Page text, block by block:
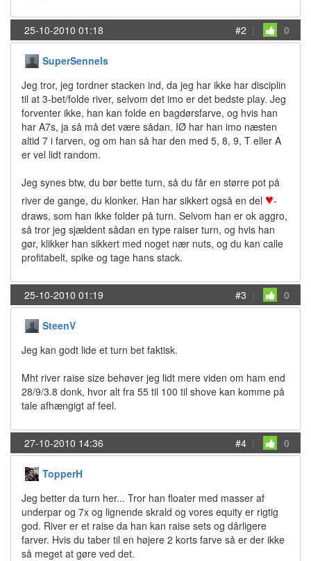
25-10-2010 01:18 #2 | 0
SuperSennels
Jeg tror, jeg tordner stacken ind, da jeg har ikke har disciplin
til at 3-bet/folde river, selvom det imo er det bedste play. Jeg
forventer ikke, han kan folde en bagdørsfarve, og hvis han
har A7s, ja så må det være sådan. IØ har han imo næsten
altid 7 i farven, og om han så har den med 5, 8, 9, T eller A
er vel lidt random.
Jeg synes btw, du bør bette turn, så du får en større pot på
river de gange, du klonker. Han har sikkert også en del ♥-
draws, som han ikke folder på turn. Selvom han er ok aggro,
så tror jeg sjældent sådan en type raiser turn, og hvis han
gør, klikker han sikkert med noget nær nuts, og du kan calle
profitabelt, spike og tage hans stack.
25-10-2010 01:19 #3 | 0
SteenV
Jeg kan godt lide et turn bet faktisk.
Mht river raise size behøver jeg lidt mere viden om ham end
28/9/3.8 donk, hvor alt fra 55 til 100 til shove kan komme på
tale afhængigt af feel.
27-10-2010 14:36 #4 | 0
TopperH
Jeg better da turn her... Tror han floater med masser af
underpar og 7x og lignende skrald og vores equity er rigtig
god. River er et raise da han kan raise sets og dårligere
farver. Hvis du taber til en højere 2 korts farve så er der ikke
så meget at gøre ved det.